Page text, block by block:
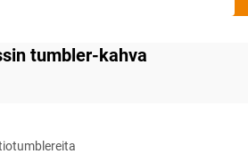
tumbler-kahva